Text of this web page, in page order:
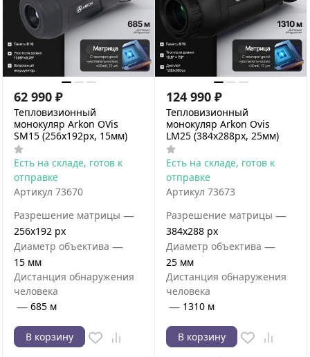
62 990 ₽
Тепловизионный
монокуляр Arkon OVis
SM15 (256x192px, 15мм)
Есть на складе, готов к
отправке
Артикул 73670
Разрешение матрицы —
256x192 px
Диаметр объектива —
15 мм
Дистанция обнаружения
человека
— 685 м
В корзину
124 990 ₽
Тепловизионный
монокуляр Arkon Ovis
LM25 (384x288px, 25мм)
Есть на складе, готов к
отправке
Артикул 73673
Разрешение матрицы —
384x288 px
Диаметр объектива —
25 мм
Дистанция обнаружения
человека
— 1310 м
В корзину